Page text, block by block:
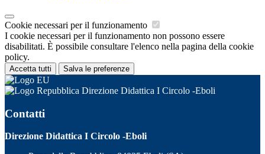
Cookie necessari per il funzionamento
I cookie necessari per il funzionamento non possono essere
disabilitati. È possibile consultare l'elenco nella pagina della cookie
policy.
Accetta tutti Salva le preferenze
Direzione Didattica I Circolo -Eboli
Contatti
Direzione Didattica I Circolo -Eboli